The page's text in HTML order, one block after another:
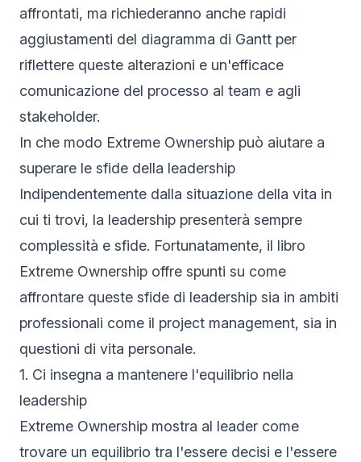
affrontati, ma richiederanno anche rapidi
aggiustamenti del diagramma di Gantt per
riflettere queste alterazioni e un'efficace
comunicazione del processo al team e agli
stakeholder.
In che modo Extreme Ownership può aiutare a
superare le sfide della leadership
Indipendentemente dalla situazione della vita in
cui ti trovi, la leadership presenterà sempre
complessità e sfide. Fortunatamente, il libro
Extreme Ownership offre spunti su come
affrontare queste sfide di leadership sia in ambiti
professionali come il project management, sia in
questioni di vita personale.
1. Ci insegna a mantenere l'equilibrio nella
leadership
Extreme Ownership mostra al leader come
trovare un equilibrio tra l'essere decisi e l'essere